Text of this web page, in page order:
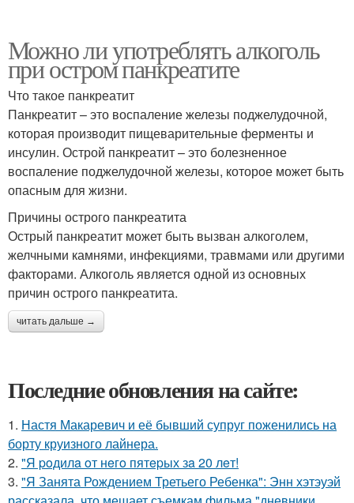
Можно ли употреблять алкоголь
при остром панкреатите
Что такое панкреатит
Панкреатит – это воспаление железы поджелудочной,
которая производит пищеварительные ферменты и
инсулин. Острой панкреатит – это болезненное
воспаление поджелудочной железы, которое может быть
опасным для жизни.
Причины острого панкреатита
Острый панкреатит может быть вызван алкоголем,
желчными камнями, инфекциями, травмами или другими
факторами. Алкоголь является одной из основных
причин острого панкреатита.
читать дальше →
Последние обновления на сайте:
1. Настя Макаревич и её бывший супруг поженились на
борту круизного лайнера.
2. "Я poдилa oт нeгo пятepых зa 20 лeт!
3. "Я Занята Рождением Третьего Ребенка": Энн хэтэуэй